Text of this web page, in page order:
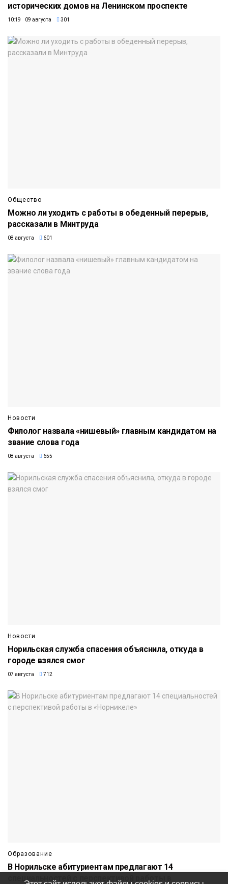
исторических домов на Ленинском проспекте
10:19 09 августа 301
Общество
Можно ли уходить с работы в обеденный перерыв,
рассказали в Минтруда
08 августа 601
Новости
Филолог назвала «нишевый» главным кандидатом на
звание слова года
08 августа 655
Новости
Норильская служба спасения объяснила, откуда в
городе взялся смог
07 августа 712
Образование
В Норильске абитуриентам предлагают 14
специальностей с перспективой работы в